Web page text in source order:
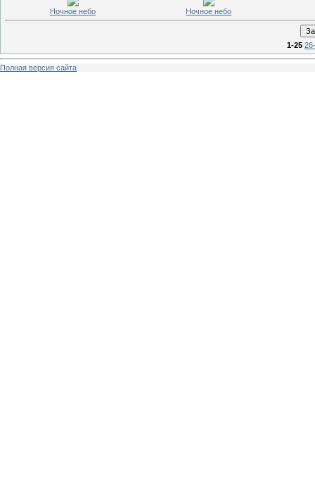
Ночное небо Ночное небо
1-25
Полная версия сайта